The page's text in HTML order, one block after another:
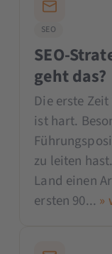
SEO
SEO-
geht das?
Die erste
ist hart.
zu leiten
Land einen
ersten 90... »